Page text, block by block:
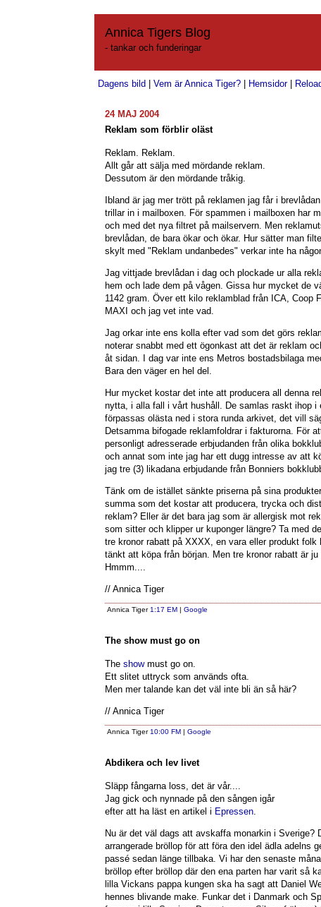
Annica Tigers Blog
- tankar och funderingar
Dagens bild |Vem är Annica Tiger? Hemsidor|
24 MAJ 2004
Reklam som förblir oläst
Reklam. Reklam.
Allt går att sälja med mördande reklam.
Dessutom är den mördande tråkig.
Ibland är jag mer trött på reklamen jag får i
trillar in i mailboxen. För spammen i mailboxen har
och med det nya filtret på mailservern. Men
brevlådan, de bara ökar och ökar. Hur sätter man
skylt med "Reklam undanbedes" verkar inte ha
Jag vittjade brevlådan i dag och plockade ur alla
hem och lade dem på vågen. Gissa hur mycket de
1142 gram. Över ett kilo reklamblad från ICA, Coop
MAXI och jag vet inte vad.
Jag orkar inte ens kolla efter vad som det görs
noterar snabbt med ett ögonkast att det är reklam
åt sidan. I dag var inte ens Metros bostadsbilaga
Bara den väger en hel del.
Hur mycket kostar det inte att producera all denna
nytta, i alla fall i vårt hushåll. De samlas raskt ihop i
förpassas olästa ned i stora runda arkivet, det vill
Detsamma bifogade reklamfoldrar i fakturorna. För
personligt adresserade erbjudanden från olika
och annat som inte jag har ett dugg intresse av att
jag tre (3) likadana erbjudande från Bonniers
Tänk om de istället sänkte priserna på sina
summa som det kostar att producera, trycka och
reklam? Eller är det bara jag som är allergisk mot
som sitter och klipper ur kuponger längre? Ta med
tre kronor rabatt på XXXX, en vara eller produkt folk
tänkt att köpa från början. Men tre kronor rabatt är ju
Hmmm....
// Annica Tiger
Annica Tiger 1:17 EM |Google
The show must go on
Theshowmust go on.
Ett slitet uttryck som används ofta.
Men mer talande kan det väl inte bli än så här?
// Annica Tiger
Annica Tiger 10:00 FM |Google
Abdikera och lev livet
Släpp fångarna loss, det är vår....
Jag gick och nynnade på den sången igår
efter att ha läst en artikel i Epressen.
Nu är det väl dags att avskaffa monarkin i Sverige?
arrangerade bröllop för att föra den idel ädla adelns
passé sedan länge tillbaka. Vi har den senaste
bröllop efter bröllop där den ena parten har varit så
lilla Vickans pappa kungen ska ha sagt att Daniel
hennes blivande make. Funkar det i Danmark och